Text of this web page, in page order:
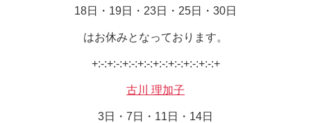
18日・19日・23日・25日・30日
はお休みとなっております。
+:-:+:-:+:-:+:-:+:-:+:-:+:-:+:-:+
古川 理加子
3日・7日・11日・14日